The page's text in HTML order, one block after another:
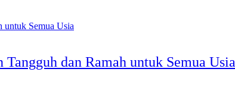
dan Ramah untuk Semua Usia